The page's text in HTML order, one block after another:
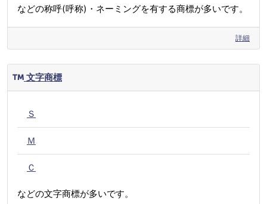
などの称呼(呼称)・ネーミングを有する商標が多いです。
詳細
文字商標
Ｓ
Ｍ
Ｃ
などの文字商標が多いです。